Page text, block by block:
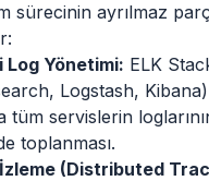
sürecinin ayrılmaz
Log Yönetimi: ELK
Logstash,
tüm servislerin
toplanması.
İzleme (Distributed